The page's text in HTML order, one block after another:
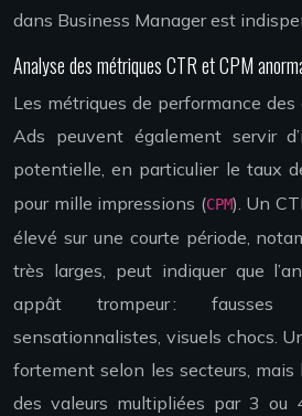
dans Business Manager est
Analyse des métriques CTR et CPM
Les métriques de performance
Ads peuvent également servir
potentielle, en particulier le taux
pour mille impressions (CPM). Un
élevé sur une courte période,
très larges, peut indiquer que
appât trompeur : fausses
sensationnalistes, visuels chocs.
fortement selon les secteurs, mais
des valeurs multipliées par 3 ou